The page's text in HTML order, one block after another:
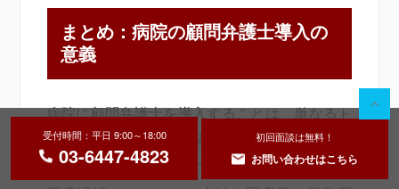
受付時間：平日 9:00～18:00
03-6447-4823
初回面談は無料！
お問い合わせはこちら
まとめ：病院の顧問弁護士導入の
意義
病院に顧問弁護士を導入することは、単なるト
ラブル対応ではなく、経営の安定とリスク管理
を支える重要な施策です。